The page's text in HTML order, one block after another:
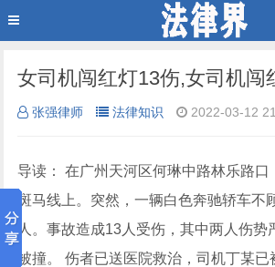
女司机闯红灯13伤,女司机闯
张强律师 法律知识 2022-03-12
导读： 在广州天河区何琳中路林乐路口
斑马线上。突然，一辆白色奔驰轿车不
人。事故造成13人受伤，其中两人伤势
被撞。 伤者已送医院救治，司机丁某